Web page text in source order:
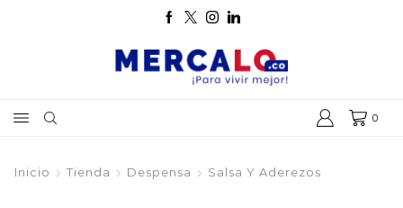
0
Inicio Tienda Despensa Salsa Y Aderezos